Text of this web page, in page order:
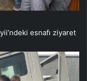
esnafı ziyaret